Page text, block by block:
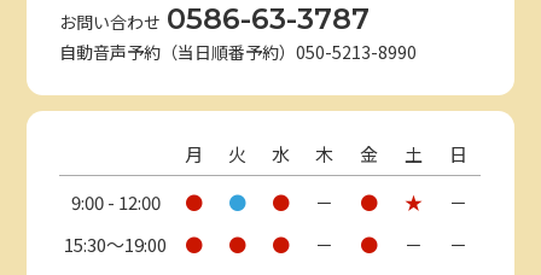
お問い合わせ 0586-63-3787
自動音声予約（当日順番予約）050-5213-8990
月 火 水 木 金 土
日
9:00 - 12:00
● ● ● － ● ★
－
15:30〜19:00
● ● ● － ● － －